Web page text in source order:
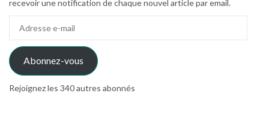
recevoir une notification de chaque nouvel article par email.
mail
Abonnez-vous
Rejoignez les 340 autres abonnés